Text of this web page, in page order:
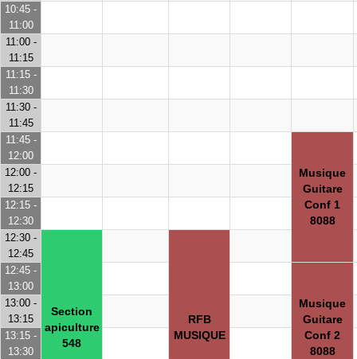
10:45 -
11:00
11:00 -
11:15
11:15 -
11:30
11:30 -
11:45
11:45 -
12:00
Musique
Guitare
Conf 1
8088
12:00 -
12:15
12:15 -
12:30
12:30 -
12:45
Section
apiculture
548
RFB
MUSIQUE
12:45 -
13:00
Musique
Guitare
Conf 2
8088
13:00 -
13:15
13:15 -
13:30